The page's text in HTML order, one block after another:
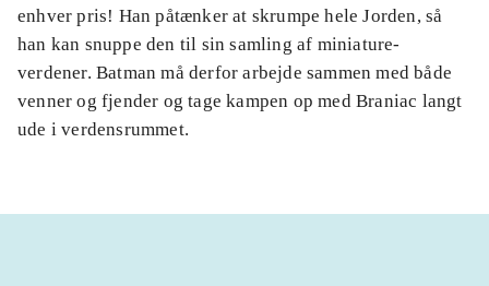
enhver pris! Han påtænker at skrumpe hele Jorden, så
han kan snuppe den til sin samling af miniature-
verdener. Batman må derfor arbejde sammen med både
venner og fjender og tage kampen op med Braniac langt
ude i verdensrummet.